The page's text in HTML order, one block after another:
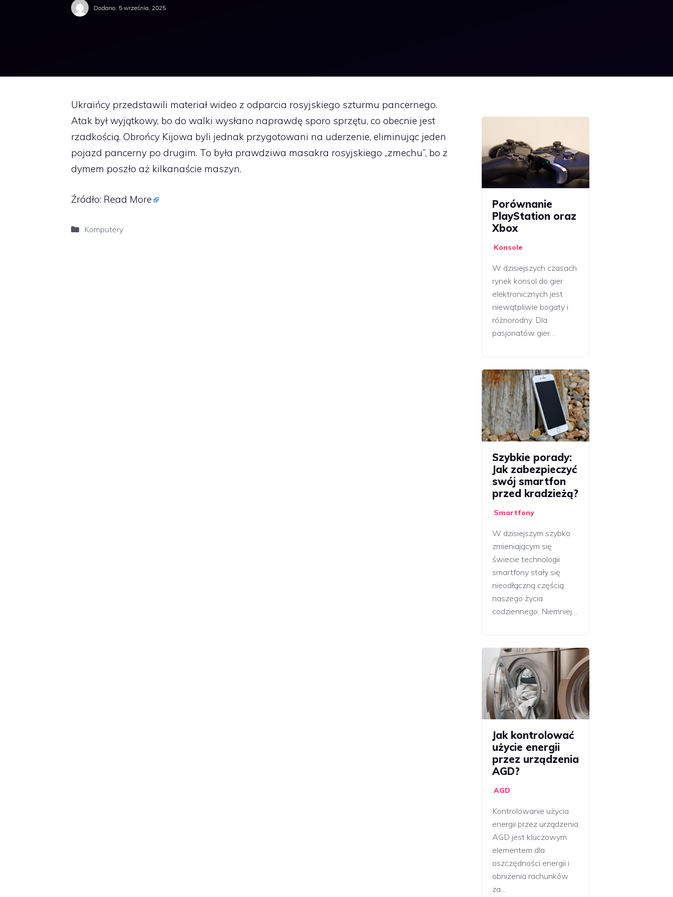
Dodano: 5 września, 2025
Ukraińcy przedstawili materiał wideo z odparcia rosyjskiego szturmu pancernego.
Atak był wyjątkowy, bo do walki wysłano naprawdę sporo sprzętu, co obecnie jest
rzadkością. Obrońcy Kijowa byli jednak przygotowani na uderzenie, eliminując jeden
pojazd pancerny po drugim. To była prawdziwa masakra rosyjskiego „zmechu”, bo z
dymem poszło aż kilkanaście maszyn.
Źródło: Read More
Kategorie
Komputery
Porównanie
PlayStation oraz
Xbox
Konsole
W dzisiejszych czasach
rynek konsol do gier
elektronicznych jest
niewątpliwie bogaty i
różnorodny. Dla
pasjonatów gier…
Szybkie porady:
Jak zabezpieczyć
swój smartfon
przed kradzieżą?
Smartfony
W dzisiejszym szybko
zmieniającym się
świecie technologii
smartfony stały się
nieodłączną częścią
naszego życia
codziennego. Niemniej…
Jak kontrolować
użycie energii
przez urządzenia
AGD?
AGD
Kontrolowanie użycia
energii przez urządzenia
AGD jest kluczowym
elementem dla
oszczędności energii i
obniżenia rachunków
za…